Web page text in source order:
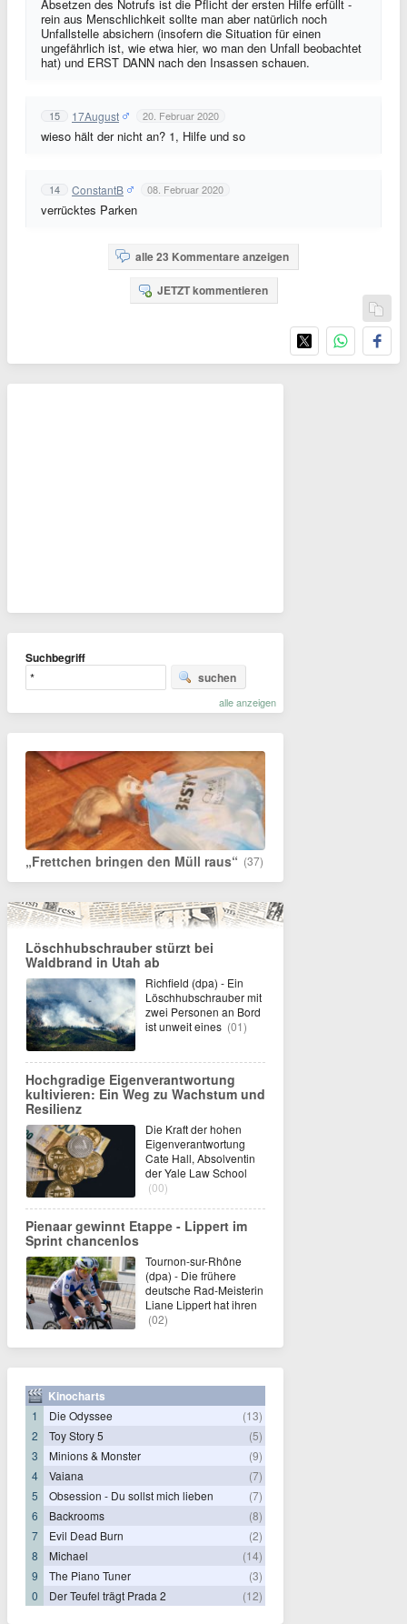
Absetzen des Notrufs ist die Pflicht der ersten Hilfe erfüllt -
rein aus Menschlichkeit sollte man aber natürlich noch
Unfallstelle absichern (insofern die Situation für einen
ungefährlich ist, wie etwa hier, wo man den Unfall beobachtet
hat) und ERST DANN nach den Insassen schauen.
15 17August 20. Februar 2020
wieso hält der nicht an? 1, Hilfe und so
14 ConstantB 08. Februar 2020
verrücktes Parken
alle 23 Kommentare anzeigen
JETZT kommentieren
Suchbegriff
suchen
alle anzeigen
„Frettchen bringen den Müll raus“ (37)
Löschhubschrauber stürzt bei
Waldbrand in Utah ab
Richfield (dpa) - Ein
Löschhubschrauber mit
zwei Personen an Bord
ist unweit eines (01)
Hochgradige Eigenverantwortung
kultivieren: Ein Weg zu Wachstum und
Resilienz
Die Kraft der hohen
Eigenverantwortung
Cate Hall, Absolventin
der Yale Law School
(00)
Pienaar gewinnt Etappe - Lippert im
Sprint chancenlos
Tournon-sur-Rhône
(dpa) - Die frühere
deutsche Rad-Meisterin
Liane Lippert hat ihren
(02)
Kinocharts
1 Die Odyssee
(13)
2
Toy Story 5
(5)
3
Minions & Monster
(9)
4
Vaiana
(7)
5
Obsession - Du sollst mich lieben
(7)
6
Backrooms
(8)
7
Evil Dead Burn
(2)
8
Michael
(14)
9
The Piano Tuner
(3)
0
Der Teufel trägt Prada 2 (12)